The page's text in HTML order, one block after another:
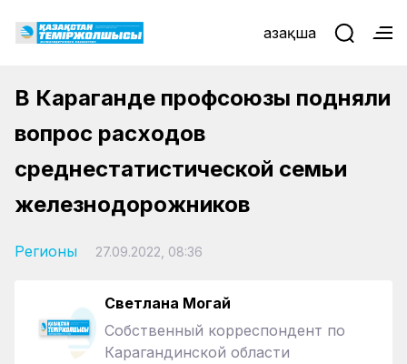
Қазақша
В Караганде профсоюзы подняли
вопрос расходов
среднестатистической семьи
железнодорожников
Регионы 27.09.2022, 08:36
Светлана Могай
Собственный корреспондент по
Карагандинской области